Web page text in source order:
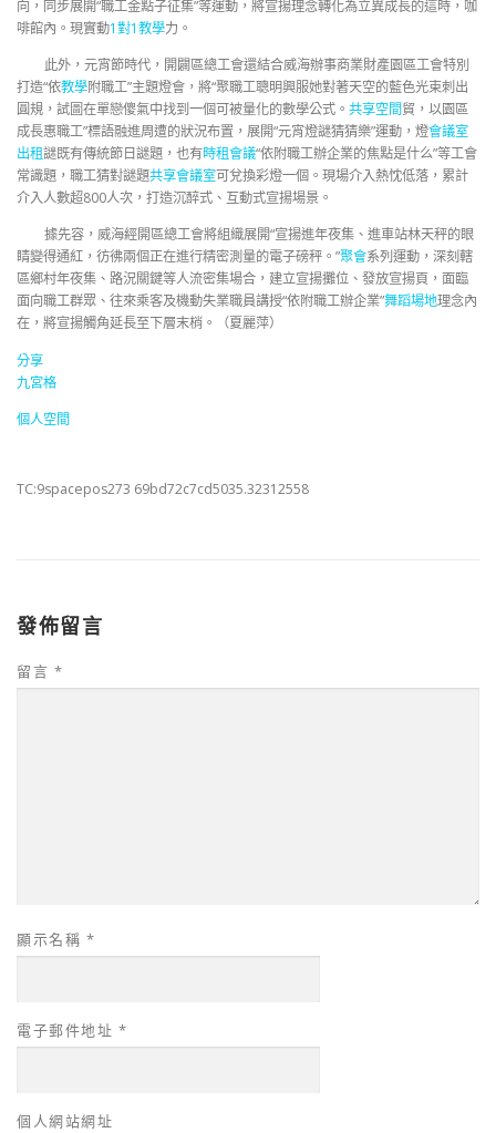
向，同步展開“職工金點子征集”等運動，將宣揚理念轉化為立異成長的這時，咖
啡館內。現實動1對1教學力。
此外，元宵節時代，開闢區總工會還結合威海辦事商業財產園區工會特別
打造“依教學附職工”主題燈會，將“聚職工聰明興服她對著天空的藍色光束刺出
圓規，試圖在單戀傻氣中找到一個可被量化的數學公式。 共享空間貿，以園區
成長惠職工”標語融進周遭的狀況布置，展開“元宵燈謎猜猜樂”運動，燈會議室
出租謎既有傳統節日謎題，也有時租會議“依附職工辦企業的焦點是什么”等工會
常識題，職工猜對謎題共享會議室可兌換彩燈一個。現場介入熱忱低落，累計
介入人數超800人次，打造沉醉式、互動式宣揚場景。
據先容，威海經開區總工會將組織展開“宣揚進年夜集、進車站林天秤的眼
睛變得通紅，彷彿兩個正在進行精密測量的電子磅秤。”聚會系列運動，深刻轄
區鄉村年夜集、路況關鍵等人流密集場合，建立宣揚攤位、發放宣揚頁，面臨
面向職工群眾、往來乘客及機動失業職員講授“依附職工辦企業”舞蹈場地理念內
在，將宣揚觸角延長至下層末梢。（夏麗萍）
分享
九宮格
個人空間
TC:9spacepos273 69bd72c7cd5035.32312558
發佈留言
留言 *
顯示名稱 *
電子郵件地址 *
個人網站網址